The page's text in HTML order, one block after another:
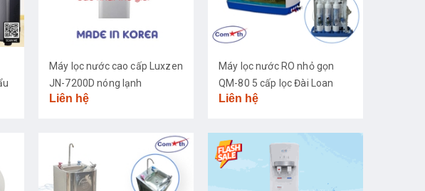
Máy lọc nước cao cấp Luxzen
JN-7200D nóng lạnh
Liên hệ
Máy lọc nước RO nhỏ gọn
QM-80 5 cấp lọc Đài Loan
Liên hệ